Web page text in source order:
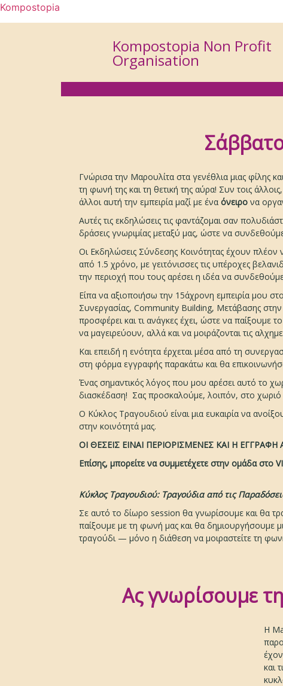
Kompostopia
Kompostopia Non Profit
Organisation
Γνώρισα την Μαρουλίτα στα γενέθλια μιας φίλης
τη φωνή της και τη θετική της αύρα! Συν τοις
άλλοι αυτή την εμπειρία μαζί με ένα όνειρο να
Αυτές τις εκδηλώσεις τις φαντάζομαι σαν
δράσεις γνωριμίας μεταξύ μας, ώστε να
Οι Εκδηλώσεις Σύνδεσης Κοινότητας έχουν πλέον
από 1.5 χρόνο, με γειτόνισσες τις υπέροχες
την περιοχή που τους αρέσει η ιδέα να
Είπα να αξιοποιήσω την 15άχρονη εμπειρία μου
Συνεργασίας, Community Building, Μετάβασης στην
προσφέρει και τι ανάγκες έχει, ώστε να παίξουμε
να μαγειρεύουν, αλλά και να μοιράζονται τις
Και επειδή η ενότητα έρχεται μέσα από τη
στη φόρμα εγγραφής παρακάτω και θα
Ένας σημαντικός λόγος που μου αρέσει αυτό το
διασκέδαση! Σας προσκαλούμε, λοιπόν, στο
Ο Κύκλος Τραγουδιού είναι μια ευκαιρία να
στην κοινότητά μας.
ΟΙ ΘΕΣΕΙΣ ΕΙΝΑΙ ΠΕΡΙΟΡΙΣΜΕΝΕΣ ΚΑΙ Η ΕΓΓΡΑΦΗ
Επίσης, μπορείτε να συμμετέχετε στην ομάδα στο
Κύκλος Τραγουδιού: Τραγούδια από τις
Σε αυτό το δίωρο session θα γνωρίσουμε και θα
παίξουμε με τη φωνή μας και θα δημιουργήσουμε
τραγούδι — μόνο η διάθεση να μοιραστείτε τη
Ας γνωρίσουμε
Η
και